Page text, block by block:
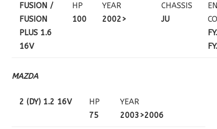
FUSION /
FUSION
PLUS 1.6
16V
HP
100
YEAR
2002>
CHASSIS
JU
MAZDA
2 (DY) 1.2 16V
HP
75
YEAR
2003>2006